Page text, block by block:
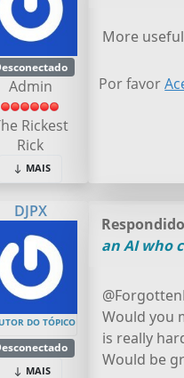
Admin
Rickest
Rick
MAIS
More
Por favor
DJPX
DO TÓPICO
MAIS
an AI who
Would you
is really
Would be